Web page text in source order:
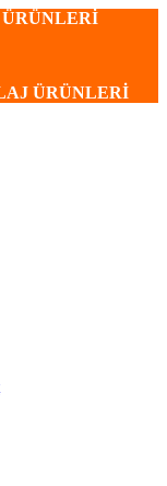
ÜRÜNLERİ